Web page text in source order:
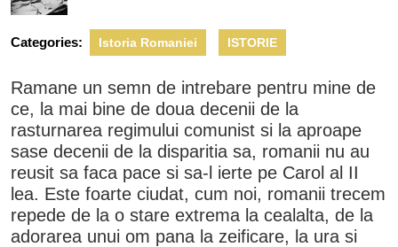
Categories: Istoria Romaniei ISTORIE
Ramane un semn de intrebare pentru mine de
ce, la mai bine de doua decenii de la
rasturnarea regimului comunist si la aproape
sase decenii de la disparitia sa, romanii nu au
reusit sa faca pace si sa-l ierte pe Carol al II
lea. Este foarte ciudat, cum noi, romanii trecem
repede de la o stare extrema la cealalta, de la
adorarea unui om pana la zeificare, la ura si